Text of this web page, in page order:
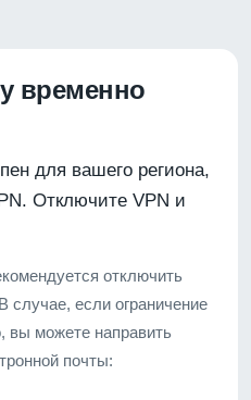
временно
для вашего региона,
Отключите VPN и
отключить
случае, если ограничение
вы можете направить
почты: